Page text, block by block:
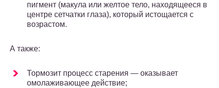
пигмент (макула или желтое тело, находящееся в
центре сетчатки глаза), который истощается с
возрастом.
А также:
Тормозит процесс старения — оказывает
омолаживающее действие;